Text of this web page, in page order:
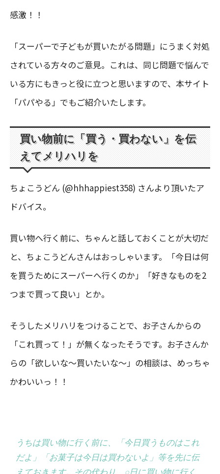
感激！！
「スーパーで子どもが買いたがる問題」にうまく対処
されている方々のご意見。これは、同じ問題で悩んで
いる方にもきっと役に立つと思いますので、本サイト
「パパやる」でもご紹介いたします。
買い物前に「買う・買わない」を伝
えてメリハリを
ちょこうどん (@hhhappiest358) さんより頂いたア
ドバイス。
買い物へ行く前に、ちゃんと話しておくことが大切だ
と、ちょこうどんさんはおっしゃいます。「今日は何
を買うためにスーパーへ行くのか」「好きなものを2
つまで買って良い」とか。
そうしたメリハリをつけることで、お子さんからの
「これ買って！」が無くなったそうです。お子さんか
らの「欲しいな～買いたいな～」の相談は、めっちゃ
かわいいっ！！
うちは買い物に行く前に、「今日買うものはこれ
だよ」「お菓子は今日は買わないよ」等を先に伝
えておきます。その代わり、○日に買い物に行く